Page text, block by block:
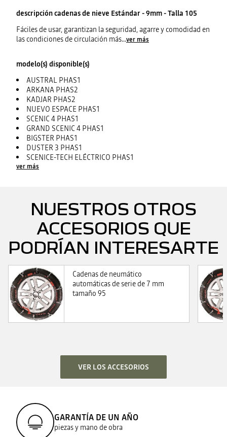
descripcióncadenas de nieve Estándar - 9mm - Talla 105
Fáciles de usar, garantizan la seguridad, agarre y comodidad en
las condiciones de circulación más...ver más
modelo(s) disponible(s)
AUSTRAL PHAS1
ARKANA PHAS2
KADJAR PHAS2
NUEVO ESPACE PHAS1
SCENIC 4 PHAS1
GRAND SCENIC 4 PHAS1
BIGSTER PHAS1
DUSTER 3 PHAS1
SCENICE-TECH ELÉCTRICO PHAS1
ver más
NUESTROS OTROS
ACCESORIOS QUE
PODRÍAN INTERESARTE
Cadenas de neumático
automáticas de serie de 7 mm
tamaño 95
VER LOS ACCESORIOS
GARANTÍA DE UN AÑO
piezas y mano de obra